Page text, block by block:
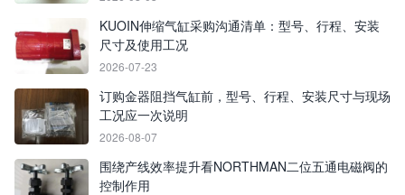
KUOIN伸缩气缸采购沟通清单：型号、行程、安装
尺寸及使用工况
2026-07-23
订购金器阻挡气缸前，型号、行程、安装尺寸与现场
工况应一次说明
2026-08-07
围绕产线效率提升看NORTHMAN二位五通电磁阀的
控制作用